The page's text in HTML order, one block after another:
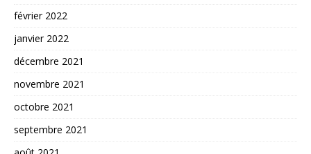
février 2022
janvier 2022
décembre 2021
novembre 2021
octobre 2021
septembre 2021